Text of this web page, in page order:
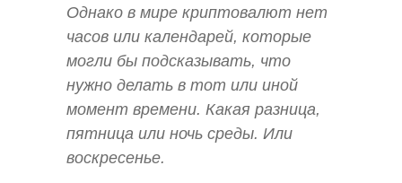
Однако в мире криптовалют нет
часов или календарей, которые
могли бы подсказывать, что
нужно делать в тот или иной
момент времени. Какая разница,
пятница или ночь среды. Или
воскресенье.